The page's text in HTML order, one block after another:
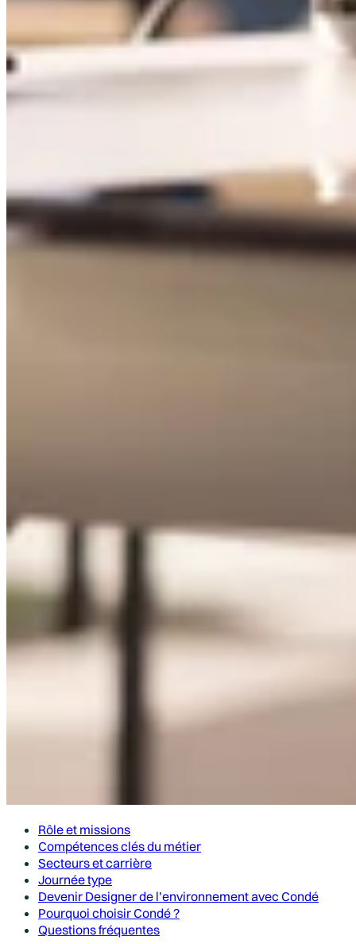
Rôle et missions
Compétences clés du métier
Secteurs et carrière
Journée type
Devenir Designer de l’environnement avec Condé
Pourquoi choisir Condé ?
Questions fréquentes